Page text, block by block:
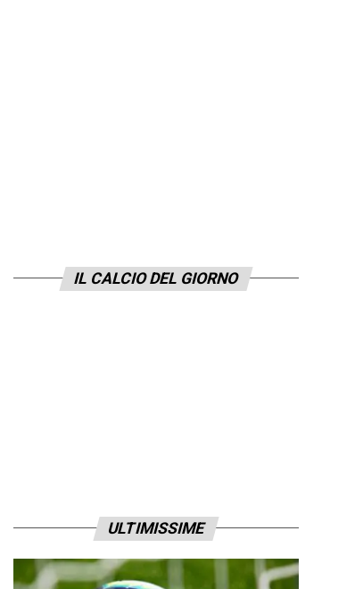
IL CALCIO DEL GIORNO
ULTIMISSIME